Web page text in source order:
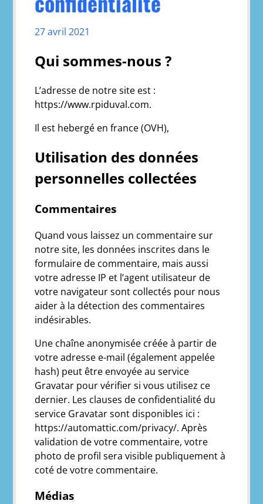
27 avril 2021
Qui sommes-nous ?
L’adresse de notre site est :
https://www.rpiduval.com.
Il est hebergé en france (OVH),
Utilisation des données
personnelles collectées
Commentaires
Quand vous laissez un commentaire sur
notre site, les données inscrites dans le
formulaire de commentaire, mais aussi
votre adresse IP et l’agent utilisateur de
votre navigateur sont collectés pour nous
aider à la détection des commentaires
indésirables.
Une chaîne anonymisée créée à partir de
votre adresse e-mail (également appelée
hash) peut être envoyée au service
Gravatar pour vérifier si vous utilisez ce
dernier. Les clauses de confidentialité du
service Gravatar sont disponibles ici :
https://automattic.com/privacy/. Après
validation de votre commentaire, votre
photo de profil sera visible publiquement à
coté de votre commentaire.
Médias